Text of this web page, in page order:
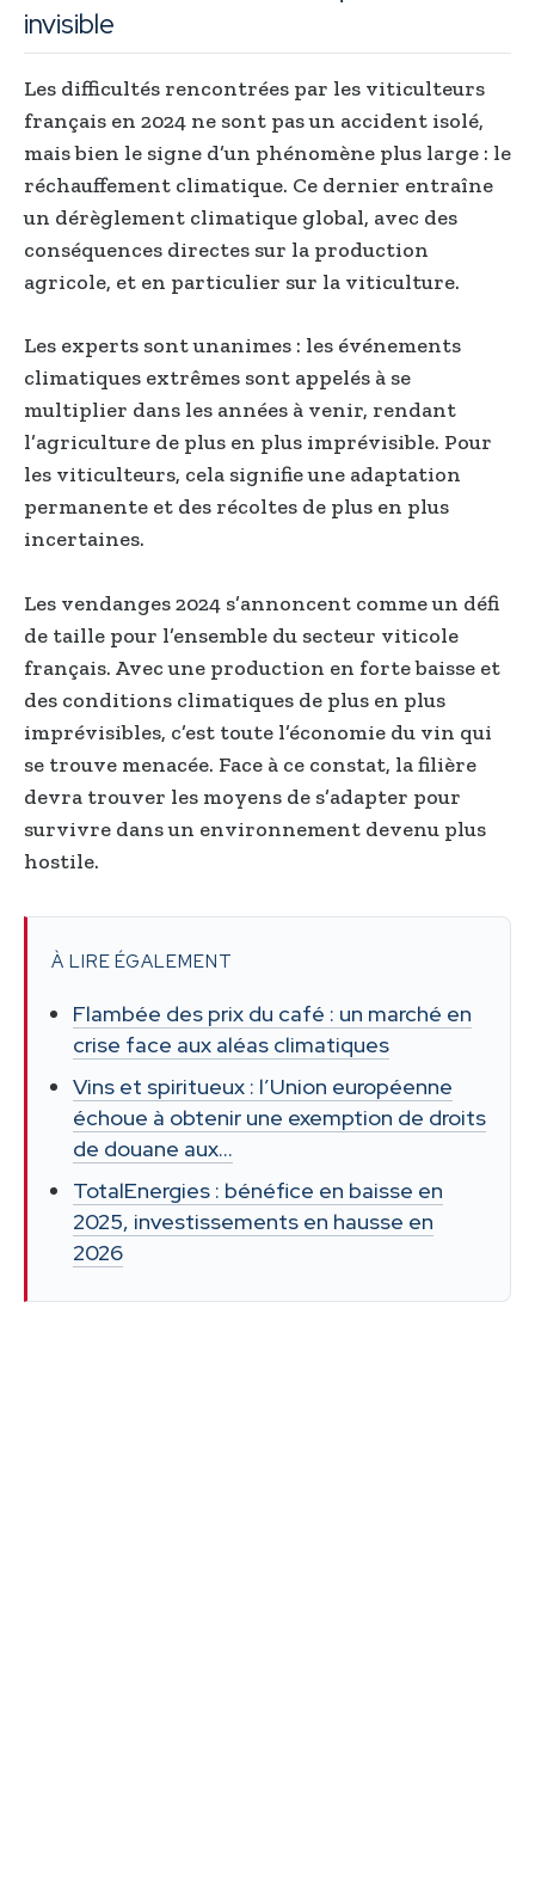
invisible
Les difficultés rencontrées par les viticulteurs
français en 2024 ne sont pas un accident isolé,
mais bien le signe d’un phénomène plus large : le
réchauffement climatique. Ce dernier entraîne
un dérèglement climatique global, avec des
conséquences directes sur la production
agricole, et en particulier sur la viticulture.
Les experts sont unanimes : les événements
climatiques extrêmes sont appelés à se
multiplier dans les années à venir, rendant
l’agriculture de plus en plus imprévisible. Pour
les viticulteurs, cela signifie une adaptation
permanente et des récoltes de plus en plus
incertaines.
Les vendanges 2024 s’annoncent comme un défi
de taille pour l’ensemble du secteur viticole
français. Avec une production en forte baisse et
des conditions climatiques de plus en plus
imprévisibles, c’est toute l’économie du vin qui
se trouve menacée. Face à ce constat, la filière
devra trouver les moyens de s’adapter pour
survivre dans un environnement devenu plus
hostile.
À LIRE ÉGALEMENT
Flambée des prix du café : un marché en
crise face aux aléas climatiques
Vins et spiritueux : l’Union européenne
échoue à obtenir une exemption de droits
de douane aux…
TotalEnergies : bénéfice en baisse en
2025, investissements en hausse en
2026